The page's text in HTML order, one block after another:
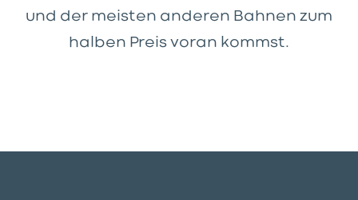
und der meisten anderen Bahnen zum
halben Preis voran kommst.